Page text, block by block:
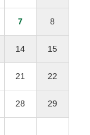
りがとう
りがとう
譲渡します。
リシーに同意し
商品購入で送料
ん
届けに時間がか
場合、返金・
7 8
14 15
21 22
28 29